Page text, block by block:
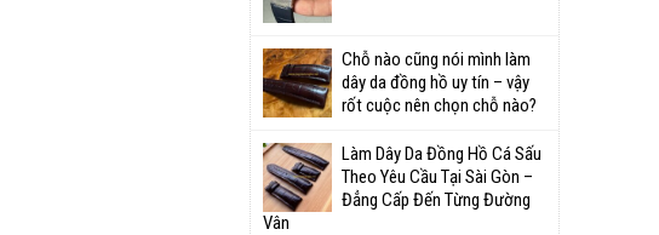
Chỗ nào cũng nói mình làm
dây da đồng hồ uy tín – vậy
rốt cuộc nên chọn chỗ nào?
Làm Dây Da Đồng Hồ Cá Sấu
Theo Yêu Cầu Tại Sài Gòn –
Đẳng Cấp Đến Từng Đường
Vân